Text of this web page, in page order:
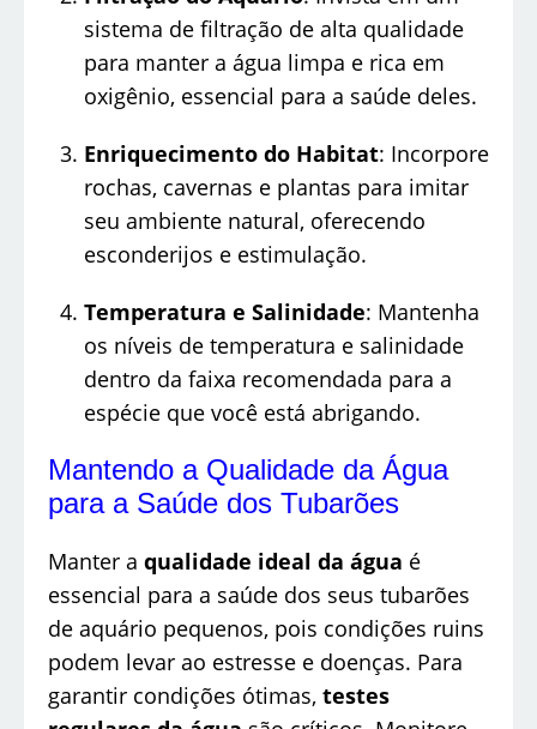
sistema de filtração de alta qualidade
para manter a água limpa e rica em
oxigênio, essencial para a saúde deles.
Enriquecimento do Habitat: Incorpore
rochas, cavernas e plantas para imitar
seu ambiente natural, oferecendo
esconderijos e estimulação.
Temperatura e Salinidade: Mantenha
os níveis de temperatura e salinidade
dentro da faixa recomendada para a
espécie que você está abrigando.
Mantendo a Qualidade da Água
para a Saúde dos Tubarões
Manter a qualidade ideal da água é
essencial para a saúde dos seus tubarões
de aquário pequenos, pois condições ruins
podem levar ao estresse e doenças. Para
garantir condições ótimas, testes